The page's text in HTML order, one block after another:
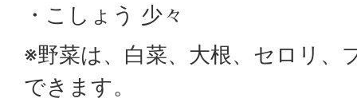
・こしょう 少々
※野菜は、白菜、大根、セロリ、
できます。